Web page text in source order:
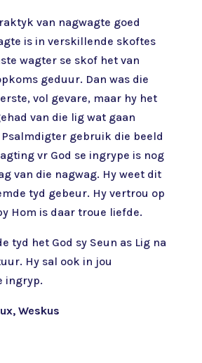
van nagwagte goed
is in verskillende skoftes
wagter se skof het van
geduur. Dan was die
vol gevare, maar hy het
van die lig wat gaan
gebruik die beeld
vr God se ingrype is nog
van die nagwag. Hy weet dit
tyd gebeur. Hy vertrou op
Hom is daar troue liefde.
tyd het God sy Seun as Lig na
Hy sal ook in jou
ingryp.
Weskus